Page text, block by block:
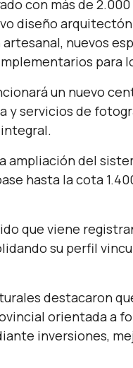
con más de 2.000
diseño
nuevos
para
un nuevo
y servicios de
ampliación del
hasta la cota
que viene
su perfil
destacaron
orientada a
inversiones,